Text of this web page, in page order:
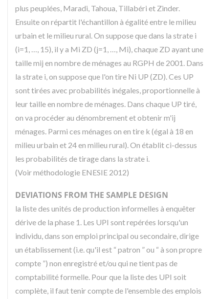
plus peuplées, Maradi, Tahoua, Tillabéri et Zinder.
Ensuite on répartit l'échantillon à égalité entre le milieu
urbain et le milieu rural. On suppose que dans la strate i
(i=1, …, 15), il y a Mi ZD (j=1, …, Mi), chaque ZD ayant une
taille mij en nombre de ménages au RGPH de 2001. Dans
la strate i, on suppose que l'on tire Ni UP (ZD). Ces UP
sont tirées avec probabilités inégales, proportionnelle à
leur taille en nombre de ménages. Dans chaque UP tiré,
on va procéder au dénombrement et obtenir m'ij
ménages. Parmi ces ménages on en tire k (égal à 18 en
milieu urbain et 24 en milieu rural). On établit ci-dessus
les probabilités de tirage dans la strate i.
(Voir méthodologie ENESIE 2012)
DEVIATIONS FROM THE SAMPLE DESIGN
la liste des unités de production informelles à enquêter
dérive de la phase 1. Les UPI sont repérées lorsqu'un
individu, dans son emploi principal ou secondaire, dirige
un établissement (i.e. qu'il est “ patron ” ou “ à son propre
compte ”) non enregistré et/ou qui ne tient pas de
comptabilité formelle. Pour que la liste des UPI soit
complète, il faut tenir compte de l'ensemble des emplois